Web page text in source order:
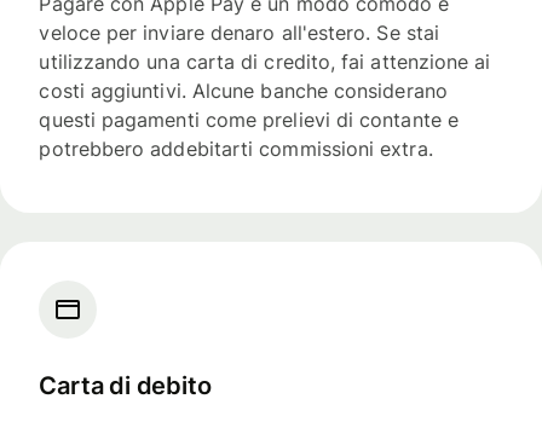
veloce per inviare denaro all'estero. Se stai
utilizzando una carta di credito, fai attenzione ai
costi aggiuntivi. Alcune banche considerano
questi pagamenti come prelievi di contante e
potrebbero addebitarti commissioni extra.
Carta di debito